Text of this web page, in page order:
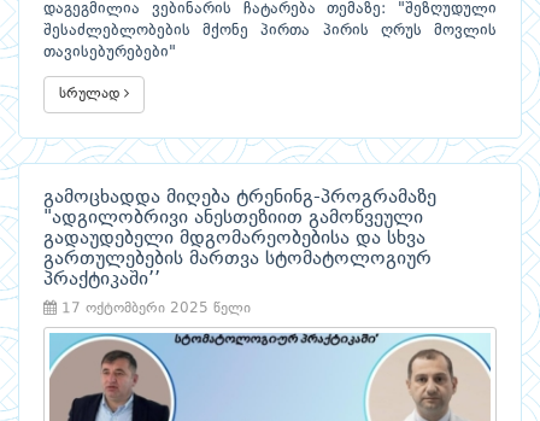
დაგეგმილია ვებინარის ჩატარება თემაზე: "შეზღუდული
შესაძლებლობების მქონე პირთა პირის ღრუს მოვლის
თავისებურებები"
სრულად
გამოცხადდა მიღება ტრენინგ-პროგრამაზე
"ადგილობრივი ანესთეზიით გამოწვეული
გადაუდებელი მდგომარეობებისა და სხვა
გართულებების მართვა სტომატოლოგიურ
პრაქტიკაში’’
17 ოქტომბერი 2025 წელი